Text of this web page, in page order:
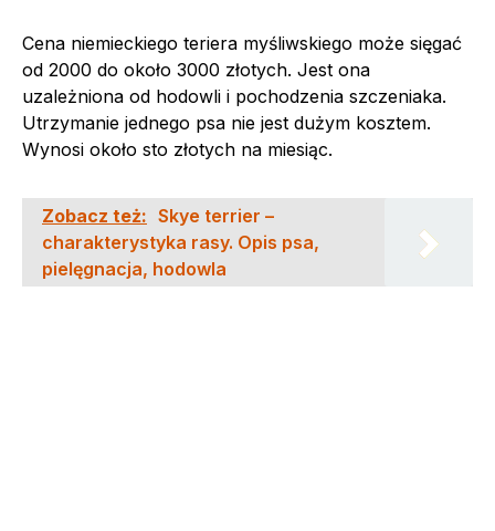
Cena niemieckiego teriera myśliwskiego może sięgać
od 2000 do około 3000 złotych. Jest ona
uzależniona od hodowli i pochodzenia szczeniaka.
Utrzymanie jednego psa nie jest dużym kosztem.
Wynosi około sto złotych na miesiąc.
Zobacz też: Skye terrier –
charakterystyka rasy. Opis psa,
pielęgnacja, hodowla